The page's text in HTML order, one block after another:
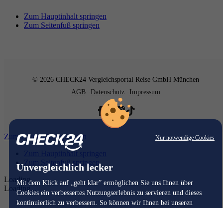
Nur notwendige Cookies
Unvergleichlich lecker
Mit dem Klick auf „geht klar” ermöglichen Sie uns Ihnen über
Cookies ein verbessertes Nutzungserlebnis zu servieren und dieses
kontinuierlich zu verbessern. So können wir Ihnen bei unseren
Zum Hauptinhalt springen
Zum Seitenfuß springen
© 2026 CHECK24 Vergleichsportal Reise GmbH München
AGB
Datenschutz Impressum
Zum Hauptinhalt springen
Zum Hauptinhalt springen
Zum Seitenfuß springen
Loading...
Loading...